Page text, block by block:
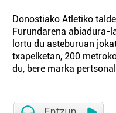
Donostiako Atletiko
Furundarena abiadura-
lortu du asteburuan
txapelketan, 200
du, bere marka